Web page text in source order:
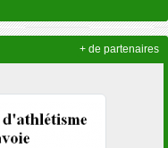
+ de partenaires